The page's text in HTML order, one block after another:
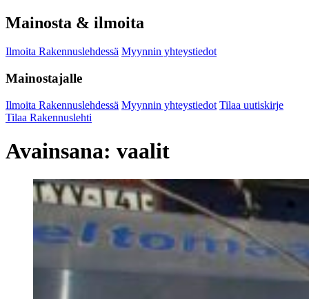
Mainosta & ilmoita
Ilmoita Rakennuslehdessä Myynnin yhteystiedot
Mainostajalle
Ilmoita Rakennuslehdessä Myynnin yhteystiedot Tilaa uutiskirje
Tilaa Rakennuslehti
Avainsana: vaalit